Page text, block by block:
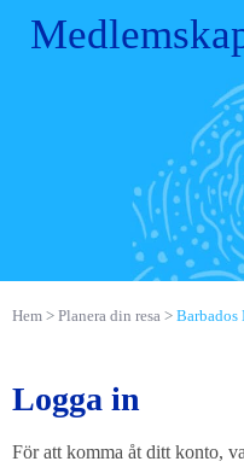
Hem Planera din resa
Logga in
För att komma åt ditt konto,